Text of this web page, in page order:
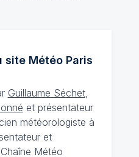
site MétéoParis
Guillaume Séchet,
et présentateur
météorologiste à
et
Météo